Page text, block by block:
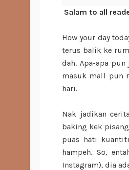
Salam to all
How your day
terus balik ke
dah. Apa-apa
masuk mall pun
hari.
Nak jadikan
baking kek
puas hati
hampeh. So,
Instagram), dia